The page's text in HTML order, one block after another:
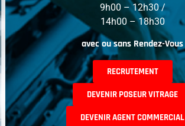
9h00 – 12h30 /
14h00 – 18h30
avec ou sans Rendez-Vous
RECRUTEMENT
DEVENIR POSEUR VITRAGE
DEVENIR AGENT COMMERCIAL